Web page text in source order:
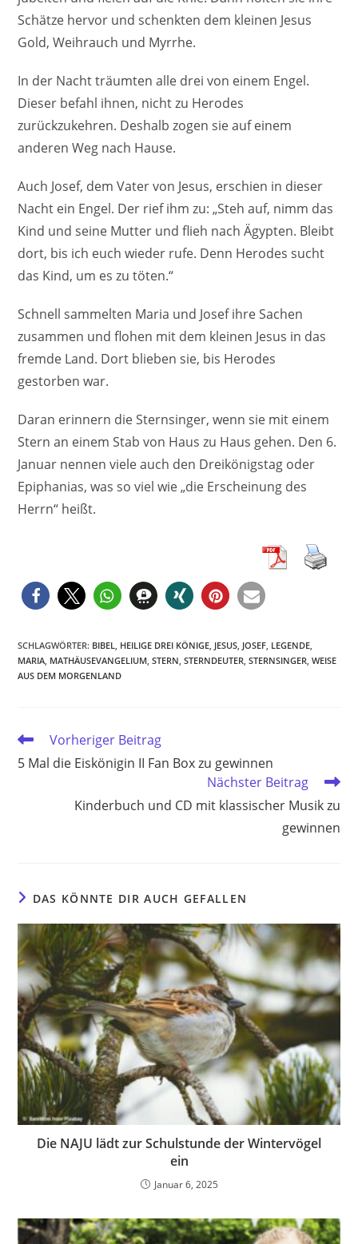
Schätze hervor und schenkten dem kleinen Jesus
Gold, Weihrauch und Myrrhe.
In der Nacht träumten alle drei von einem Engel.
Dieser befahl ihnen, nicht zu Herodes
zurückzukehren. Deshalb zogen sie auf einem
anderen Weg nach Hause.
Auch Josef, dem Vater von Jesus, erschien in dieser
Nacht ein Engel. Der rief ihm zu: „Steh auf, nimm das
Kind und seine Mutter und flieh nach Ägypten. Bleibt
dort, bis ich euch wieder rufe. Denn Herodes sucht
das Kind, um es zu töten.“
Schnell sammelten Maria und Josef ihre Sachen
zusammen und flohen mit dem kleinen Jesus in das
fremde Land. Dort blieben sie, bis Herodes
gestorben war.
Daran erinnern die Sternsinger, wenn sie mit einem
Stern an einem Stab von Haus zu Haus gehen. Den 6.
Januar nennen viele auch den Dreikönigstag oder
Epiphanias, was so viel wie „die Erscheinung des
Herrn“ heißt.
SCHLAGWÖRTER: BIBEL HEILIGE DREI KÖNIGE JESUS JOSEF LEGENDE
MARIA MATHÄUSEVANGELIUM STERN STERNDEUTER STERNSINGER WEISE
AUS DEM MORGENLAND
Weitere
ansehen
Vorheriger Beitrag
5 Mal die Eiskönigin II Fan Box zu gewinnen
Nächster Beitrag
Kinderbuch und CD mit klassischer Musik zu
gewinnen
DAS KÖNNTE DIR AUCH GEFALLEN
Die NAJU lädt zur Schulstunde der Wintervögel
ein
Januar 6, 2025